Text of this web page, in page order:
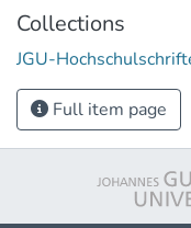
Durch stark
saure bzw. alkalische
möglich, die
Bürsten bis auf eine
Weitergehende
statischer
zeigten, dass
lysinbürsten ohne
Collections
JGU-
Full item page